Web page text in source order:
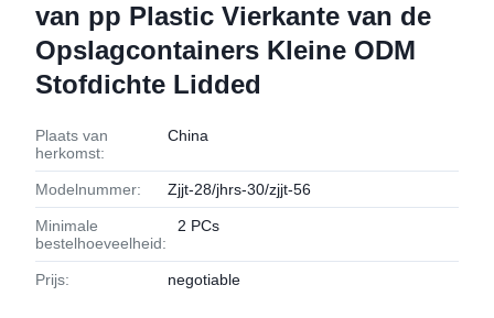
van pp Plastic Vierkante van de
Opslagcontainers Kleine ODM
Stofdichte Lidded
Plaats van
herkomst:
China
Modelnummer: Zjjt-28/jhrs-30/zjjt-56
Minimale
bestelhoeveelheid:
2 PCs
Prijs: negotiable